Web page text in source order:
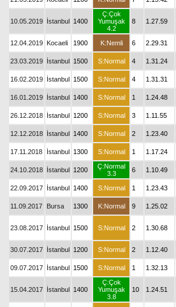
10.05.2019 İstanbul 1400
Ç:Çok
Yumuşak
4.2
8 1.27.59
12.04.2019 Kocaeli 1900 K:Nemli 6 2.29.31
23.03.2019 İstanbul 1500 S:Normal 4 1.31.24
16.02.2019 İstanbul 1500 S:Normal 4 1.31.31
16.01.2019 İstanbul 1400 S:Normal 1 1.24.48
26.12.2018 İstanbul 1200 S:Normal 3 1.11.55
12.12.2018 İstanbul 1400 S:Normal 2 1.23.40
17.11.2018 İstanbul 1300 S:Normal 1 1.17.24
24.10.2018 İstanbul 1200
Ç:Normal
3.3
6 1.10.49
22.09.2017 İstanbul 1400 S:Normal 1 1.23.43
11.09.2017 Bursa 1300 K:Normal 9 1.25.02
23.08.2017 İstanbul 1500 S:Normal 2 1.30.68
30.07.2017 İstanbul 1200 S:Normal 2 1.12.40
09.07.2017 İstanbul 1500 S:Normal 1 1.32.13
15.04.2017 İstanbul 1400
Ç:Çok
Yumuşak
3.8
10 1.24.51